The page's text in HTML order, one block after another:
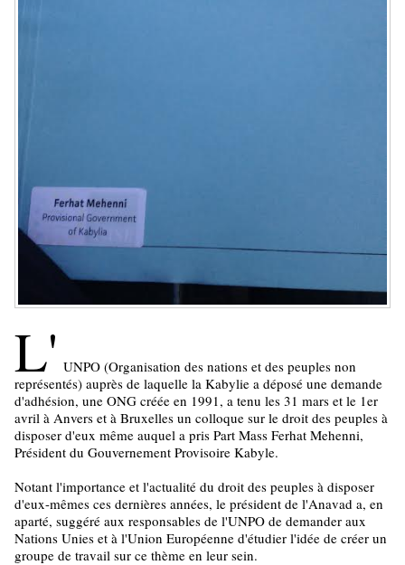
L' UNPO (Organisation des nations et des peuples non
représentés) auprès de laquelle la Kabylie a déposé une demande
d'adhésion, une ONG créée en 1991, a tenu les 31 mars et le 1er
avril à Anvers et à Bruxelles un colloque sur le droit des peuples à
disposer d'eux même auquel a pris Part Mass Ferhat Mehenni,
Président du Gouvernement Provisoire Kabyle.
Notant l'importance et l'actualité du droit des peuples à disposer
d'eux-mêmes ces dernières années, le président de l'Anavad a, en
aparté, suggéré aux responsables de l'UNPO de demander aux
Nations Unies et à l'Union Européenne d'étudier l'idée de créer un
groupe de travail sur ce thème en leur sein.